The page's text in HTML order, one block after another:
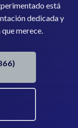
está
dedicada y
merece.